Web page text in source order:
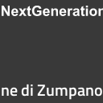
di Zumpano